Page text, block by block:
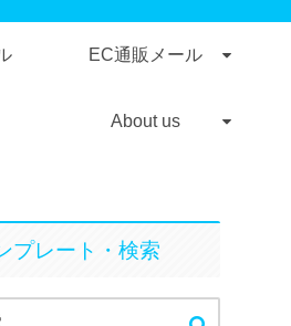
EC通販メール
About us
プレート・検索